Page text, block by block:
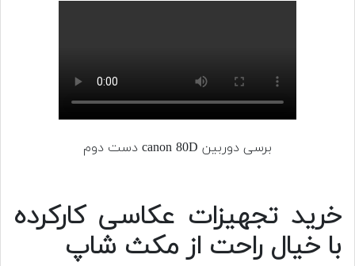
برسی دوربین canon 80D دست دوم
خرید تجهیزات عکاسی کارکرده
با خیال راحت از مکث شاپ